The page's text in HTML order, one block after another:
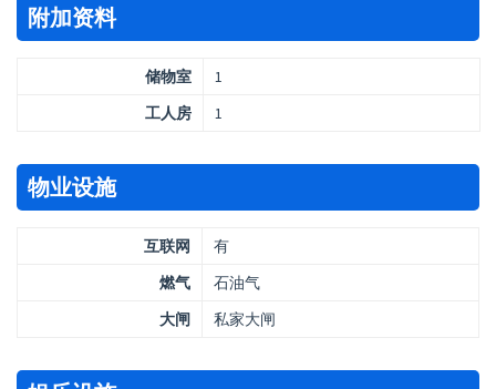
附加资料
储物室
1
工人房
1
物业设施
互联网
有
燃气
石油气
大闸
私家大闸